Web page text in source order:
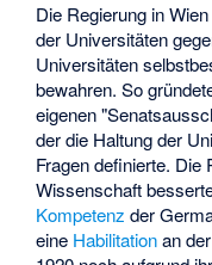
Die Regierung in
der Universitäten
Universitäten
bewahren. So
eigenen
der die Haltung der
Fragen definierte. Die
Wissenschaft
Kompetenz der
eine Habilitationan